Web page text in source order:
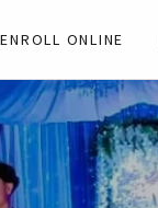
ENROLL ONLINE